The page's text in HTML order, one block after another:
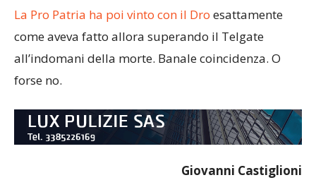
La Pro Patria ha poi vinto con il Dro esattamente
come aveva fatto allora superando il Telgate
all’indomani della morte. Banale coincidenza. O
forse no.
Giovanni Castiglioni